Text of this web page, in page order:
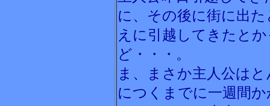
に、その後に街に出
えに引越してきたと
ど・・・。
ま、まさか主人公は
につくまでに一週間